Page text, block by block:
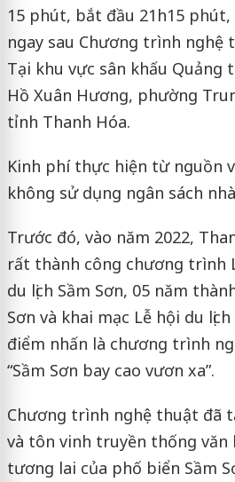
15 phút, bắt đầu 21h15 phút,
ngay sau Chương trình nghệ
Tại khu vực sân khấu
Hồ Xuân Hương, phường
tỉnh Thanh Hóa.
Kinh phí thực hiện từ nguồn
không sử dụng ngân sách
Trước đó, vào năm 2022,
rất thành công chương trình
du lịch Sầm Sơn, 05 năm
Sơn và khai mạc Lễ hội du
điểm nhấn là chương trình
“Sầm Sơn bay cao vươn xa”.
Chương trình nghệ thuật đã
và tôn vinh truyền thống văn
tương lai của phố biển Sầm